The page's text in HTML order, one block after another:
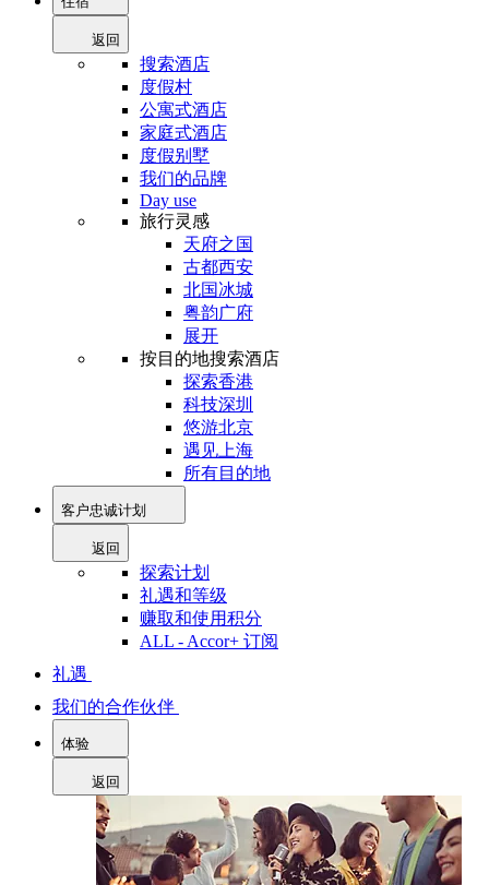
返回
搜索酒店
度假村
公寓式酒店
家庭式酒店
度假别墅
我们的品牌
Day use
旅行灵感
天府之国
古都西安
北国冰城
粤韵广府
展开
按目的地搜索酒店
探索香港
科技深圳
悠游北京
遇见上海
所有目的地
客户忠诚计划
返回
探索计划
礼遇和等级
赚取和使用积分
ALL - Accor+ 订阅
礼遇
我们的合作伙伴
体验
返回